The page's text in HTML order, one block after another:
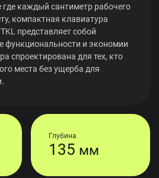
каждый сантиметр рабочего
компактная клавиатура
представляет собой
функциональности и экономии
спроектирована для тех, кто
места без ущерба для
Глубина
135 мм